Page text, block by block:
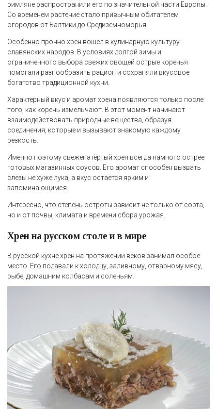
римляне распространили его по значительной части Европы.
Со временем растение стало привычным обитателем
огородов от Балтики до Средиземноморья.
Особенно прочно хрен вошёл в кулинарную культуру
славянских народов. В условиях долгой зимы и
ограниченного выбора свежих овощей острые коренья
помогали разнообразить рацион и сохраняли вкусовое
богатство традиционной кухни.
Характерный вкус и аромат хрена появляются только после
того, как корень измельчают. В этот момент начинают
взаимодействовать природные вещества, образуя
соединения, которые и вызывают знакомую каждому
резкость.
Именно поэтому свеженатёртый хрен всегда намного острее
готовых магазинных соусов. Его аромат способен вызвать
слёзы не хуже лука, а вкус остаётся ярким и
запоминающимся.
Интересно, что степень остроты зависит не только от сорта,
но и от почвы, климата и времени сбора урожая.
Хрен на русском столе и в мире
В русской кухне хрен на протяжении веков занимал особое
место. Его подавали к холодцу, заливному, отварному мясу,
рыбе, домашним колбасам и соленьям.